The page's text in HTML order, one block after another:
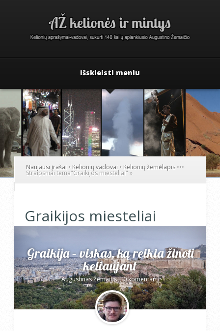
Išskleisti meniu
Naujausi įrašai • Kelionių vadovai • Kelionių žemėlapis •••
Straipsniai tema"Graikijos miesteliai" »
Graikijos miesteliai
Graikija – viskas, ką reikia žinoti
keliaujant
Augustinas Žemaitis|0 komentarų